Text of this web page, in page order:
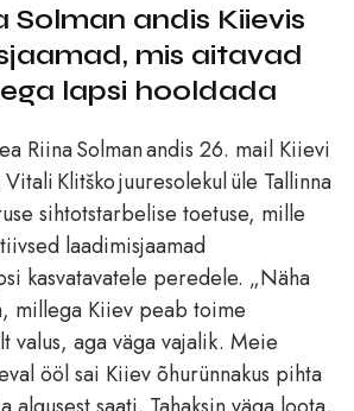
Solman andis Kiievis
mis aitavad
lapsi hooldada
Riina Solman andis 26. mail Kiievi
Klitško juuresolekul üle Tallinna
sihtotstarbelise toetuse, mille
laadimisjaamad
kasvatavatele peredele. „Näha
millega Kiiev peab toime
valus, aga väga vajalik. Meie
ööl sai Kiiev õhurünnakus pihta